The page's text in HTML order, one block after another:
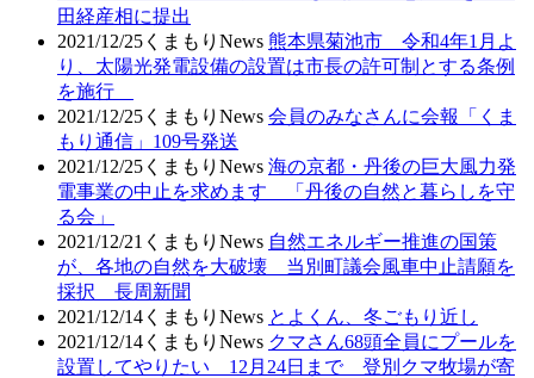
田経産相に提出
2021/12/25 くまもりNews 熊本県菊池市 令和4年1月よ
り、太陽光発電設備の設置は市長の許可制とする条例
を施行
2021/12/25 くまもりNews 会員のみなさんに会報「くま
もり通信」109号発送
2021/12/25 くまもりNews 海の京都・丹後の巨大風力発
電事業の中止を求めます 「丹後の自然と暮らしを守
る会」
2021/12/21 くまもりNews 自然エネルギー推進の国策
が、各地の自然を大破壊 当別町議会風車中止請願を
採択 長周新聞
2021/12/14 くまもりNews とよくん、冬ごもり近し
2021/12/14 くまもりNews クマさん68頭全員にプールを
設置してやりたい 12月24日まで 登別クマ牧場が寄